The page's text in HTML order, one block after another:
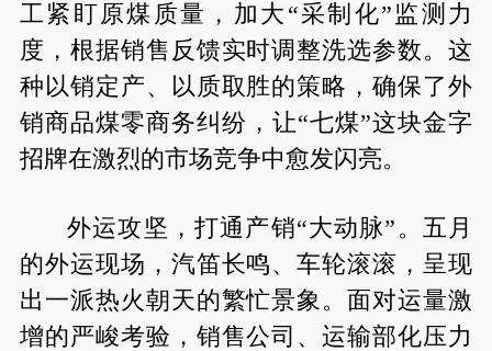
工紧盯原煤质量，加大“采制化”监测力
度，根据销售反馈实时调整洗选参数。这
种以销定产、以质取胜的策略，确保了外
销商品煤零商务纠纷，让“七煤”这块金字
招牌在激烈的市场竞争中愈发闪亮。
外运攻坚，打通产销“大动脉”。五月
的外运现场，汽笛长鸣、车轮滚滚，呈现
出一派热火朝天的繁忙景象。面对运量激
增的严峻考验，销售公司、运输部化压力